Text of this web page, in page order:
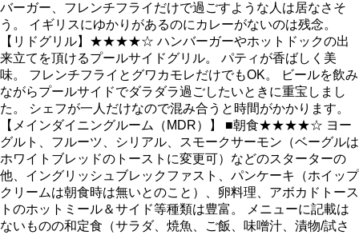
バーガー、フレンチフライだけで過ごすような人は居なさそ
う。 イギリスにゆかりがあるのにカレーがないのは残念。
【リドグリル】★★★★☆ ハンバーガーやホットドックの出
来立てを頂けるプールサイドグリル。 パティが香ばしく美
味。 フレンチフライとグワカモレだけでもOK。 ビールを飲み
ながらプールサイドでダラダラ過ごしたいときに重宝しまし
た。 シェフが一人だけなので混み合うと時間がかかります。
【メインダイニングルーム（MDR）】 ■朝食★★★★☆ ヨー
グルト、フルーツ、シリアル、スモークサーモン（ベーグルは
ホワイトブレッドのトーストに変更可）などのスターターの
他、イングリッシュブレックファスト、パンケーキ（ホイップ
クリームは朝食時は無いとのこと）、卵料理、アボカドトース
トのホットミール＆サイド等種類は豊富。 メニューに記載は
ないものの和定食（サラダ、焼魚、ご飯、味噌汁、漬物/試さ